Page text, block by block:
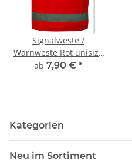
Signalweste /
Warnweste Rot unisize
inkl Druck
ab 7,90 € *
Kategorien
Neu im Sortiment